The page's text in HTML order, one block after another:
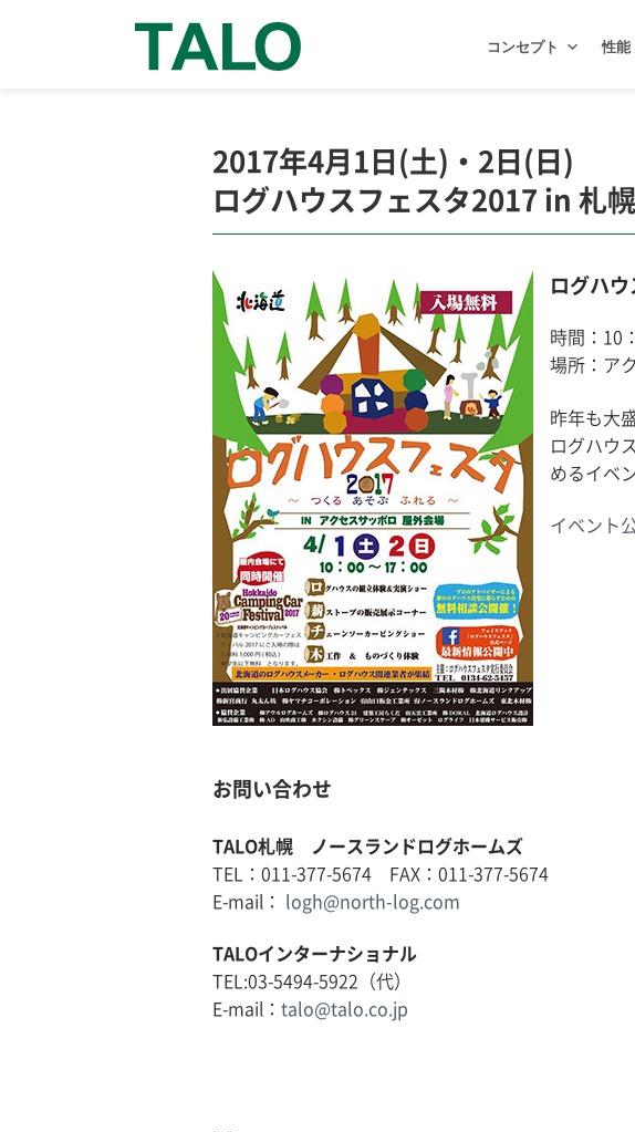
コンセプト 性能
2017年4月1日(土)・2日(日)
ログハウスフェスタ2017 in 札幌
ログハ
時間：10
場所：ア
昨年も大
ログハウ
めるイベ
イベント
お問い合わせ
TALO札幌 ノースランドログホームズ
TEL：011-377-5674 FAX：011-377-5674
E-mail： logh@north-log.com
TALOインターナショナル
TEL:03-5494-5922（代）
E-mail： talo@talo.co.jp